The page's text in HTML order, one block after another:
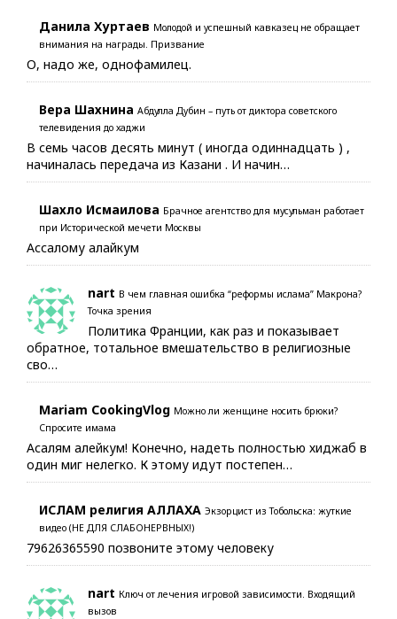
Данила Хуртаев Молодой и успешный кавказец не обращает
внимания на награды. Призвание
О, надо же, однофамилец.
Вера Шахнина Абдулла Дубин – путь от диктора советского
телевидения до хаджи
В семь часов десять минут ( иногда одиннадцать ) ,
начиналась передача из Казани . И начин…
Шахло Исмаилова Брачное агентство для мусульман работает
при Исторической мечети Москвы
Ассалому алайкум
nart В чем главная ошибка “реформы ислама” Макрона?
Точка зрения
Политика Франции, как раз и показывает
обратное, тотальное вмешательство в религиозные
сво…
Mariam CookingVlog Можно ли женщине носить брюки?
Спросите имама
Асалям алейкум! Конечно, надеть полностью хиджаб в
один миг нелегко. К этому идут постепен…
ИСЛАМ религия АЛЛАХА Экзорцист из Тобольска: жуткие
видео (НЕ ДЛЯ СЛАБОНЕРВНЫХ!)
79626365590 позвоните этому человеку
nart Ключ от лечения игровой зависимости. Входящий
вызов